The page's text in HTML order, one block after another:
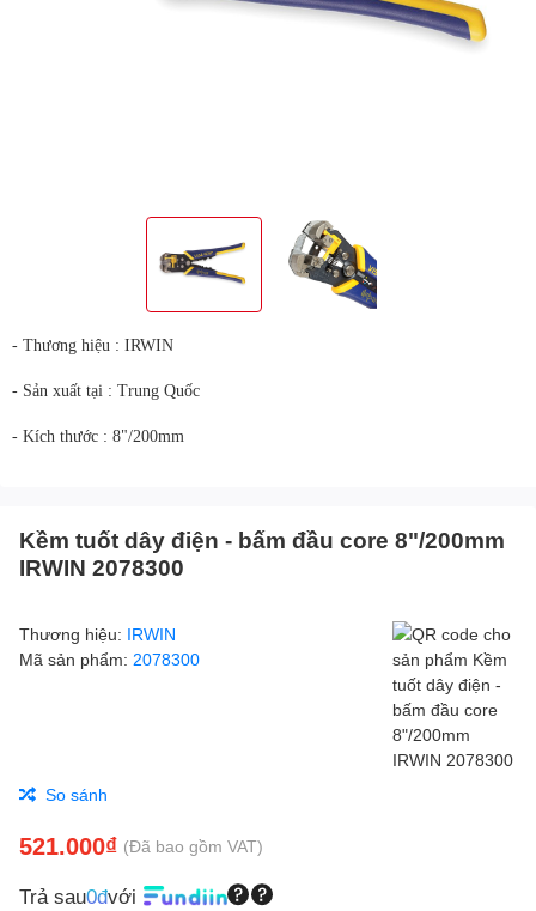
- Thương hiệu : IRWIN
- Sản xuất tại : Trung Quốc
- Kích thước : 8"/200mm
Kềm tuốt dây điện - bấm đầu core 8"/200mm
IRWIN 2078300
Thương hiệu: IRWIN
Mã sản phẩm: 2078300
So sánh
521.000₫ (Đã bao gồm VAT)
Trả sau0đvới